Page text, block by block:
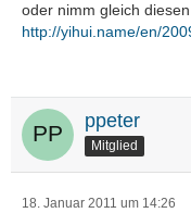
oder nimm gleich
http://yihui.name/en/
ppeter
Mitglied
18. Januar 2011 um 14:26